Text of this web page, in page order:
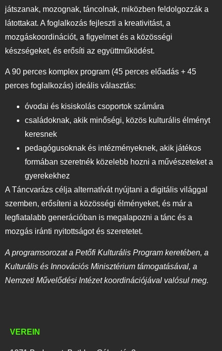
játszanak, mozognak, táncolnak, miközben feldolgozzák a
látottakat. A foglalkozás fejleszti a kreativitást, a
mozgáskoordinációt, a figyelmet és a közösségi
készségeket, és erősíti az együttműködést.
A 90 perces komplex program (45 perces előadás + 45
perces foglalkozás) ideális választás:
óvodai és kisiskolás csoportok számára
családoknak, akik minőségi, közös kulturális élményt
keresnek
pedagógusoknak és intézményeknek, akik játékos
formában szeretnék közelebb hozni a művészeteket a
gyerekekhez
A Táncvarázs célja alternatívát nyújtani a digitális világgal
szemben, erősíteni a közösségi élményeket, és már a
legfiatalabb generációban is megalapozni a tánc és a
mozgás iránti nyitottságot és szeretetet.
A programsorozat a Petőfi Kulturális Program keretében, a
Kulturális és Innovációs Minisztérium támogatásával, a
Nemzeti Művelődési Intézet koordinációjával valósul meg.
VEREIN